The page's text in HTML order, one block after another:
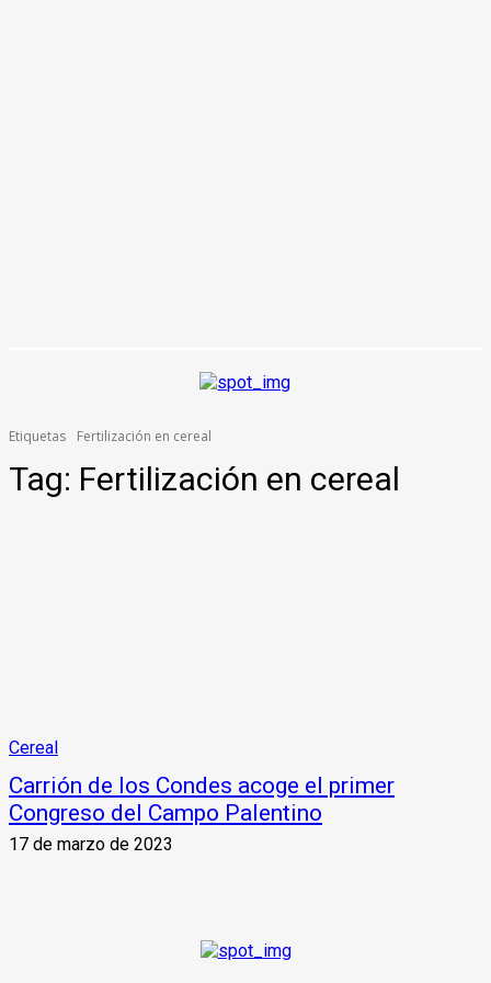
Etiquetas Fertilización en cereal
Tag: Fertilización en cereal
Cereal
Carrión de los Condes acoge el primer
Congreso del Campo Palentino
17 de marzo de 2023